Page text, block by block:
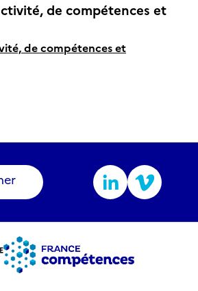
de compétences et
de compétences et